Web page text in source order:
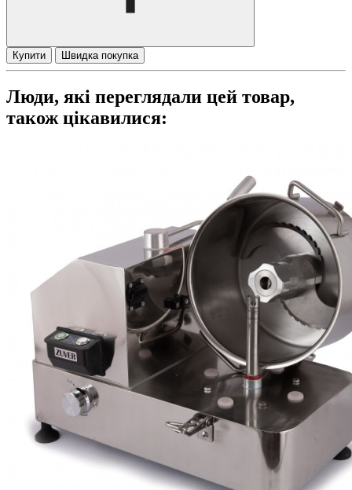
Купити Швидка покупка
Люди, які переглядали цей товар,
також цікавилися: